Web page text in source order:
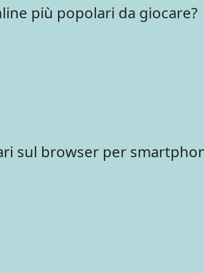
più popolari da giocare?
sul browser per